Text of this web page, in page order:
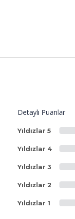
Detaylı Puanlar
Yıldızlar 5
Yıldızlar 4
Yıldızlar 3
Yıldızlar 2
Yıldızlar 1